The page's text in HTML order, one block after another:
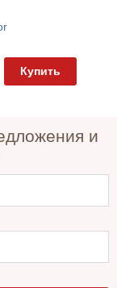
Купить
и